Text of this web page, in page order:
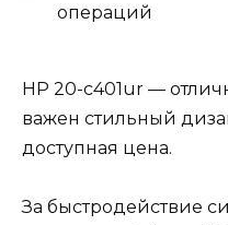
операций
HP 20-c401ur —
важен стильный
доступная цена.
За быстродействие